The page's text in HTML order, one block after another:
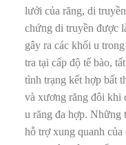
lưới của răng, di
chứng di truyền được
gây ra các khối u
tra tại cấp độ tế bào,
tình trạng kết hợp bất
và xương răng đôi khi
u răng đa hợp. Những
hỗ trợ xung quanh